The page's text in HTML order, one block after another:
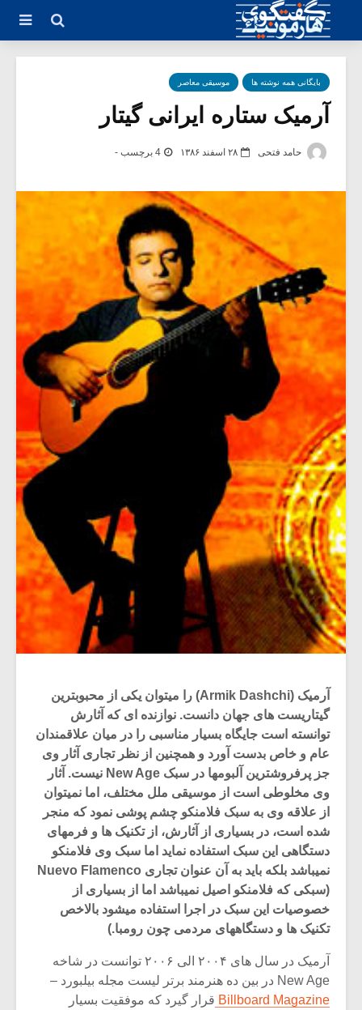
بایگانی همه نوشته ها موسیقی معاصر
آرمیک ستاره ایرانی گیتار
حامد فتحی ۲۸ اسفند ۱۳۸۶ 4 برچسب -
آرمیک (Armik Dashchi) را میتوان یکی از محبوبترین
گیتاریست های جهان دانست. نوازنده ای که آثارش
توانسته است جایگاه بسیار مناسبی را در میان علاقمندان
عام و خاص بدست آورد و همچنین از نظر تجاری آثار وی
جز پرفروشترین آلبومها در سبک New Age نیست. آثار
وی مخلوطی است از موسیقی ملل مختلف، اما نمیتوان
از علاقه وی به سبک فلامنکو چشم پوشی نمود که منجر
شده است، در بسیاری از آثارش، از تکنیک ها و فرمهای
دستگاهی این سبک استفاده نماید اما سبک وی فلامنکو
نمیباشد بلکه باید به آن عنوان تجاری Nuevo Flamenco
(سبکی که فلامنکو اصیل نمیباشد اما از بسیاری از
خصوصیات این سبک در اجرا استفاده میشود بالاخص
تکنیک ها و دستگاههای مردمی چون رومبا.)
آرمیک در سال های ۲۰۰۴ الی ۲۰۰۶ توانست در شاخه
New Age در بین ده هنرمند برتر لیست مجله بیلبورد –
Billboard Magazine قرار گیرد که موفقیت بسیار
میکلوش روژا